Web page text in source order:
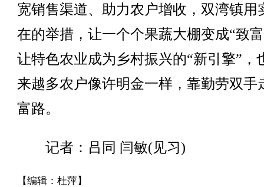
宽销售渠道、助力农户增收，双湾镇用
在的举措，让一个个果蔬大棚变成“致
让特色农业成为乡村振兴的“新引擎”，
来越多农户像许明金一样，靠勤劳双手
富路。
记者：吕同 闫敏(见习)
【编辑：杜萍】